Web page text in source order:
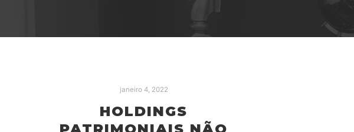
janeiro 4, 2022
HOLDINGS